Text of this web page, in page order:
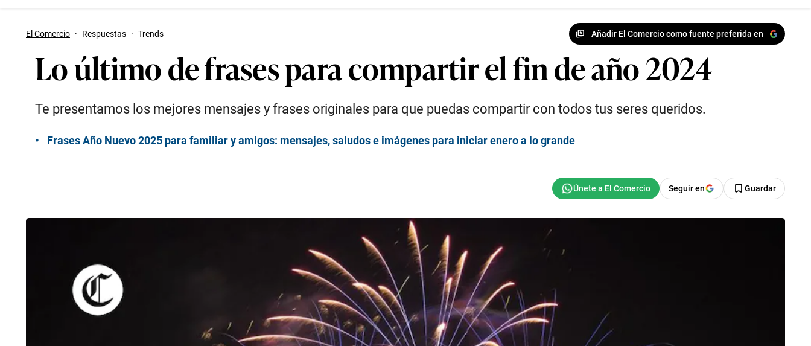
El Comercio · Respuestas · Trends Añadir El Comercio como fuente preferida en
Lo último de frases para compartir el fin de año 2024
Te presentamos los mejores mensajes y frases originales para que puedas compartir con todos tus seres queridos.
Frases Año Nuevo 2025 para familiar y amigos: mensajes, saludos e imágenes para iniciar enero a lo grande
Seguir en Guardar